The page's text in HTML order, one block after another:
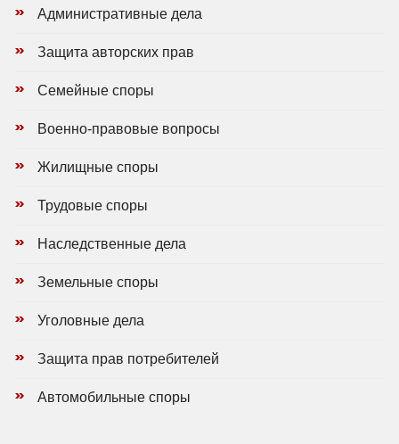
Административные дела
Защита авторских прав
Семейные споры
Военно-правовые вопросы
Жилищные споры
Трудовые споры
Наследственные дела
Земельные споры
Уголовные дела
Защита прав потребителей
Автомобильные споры